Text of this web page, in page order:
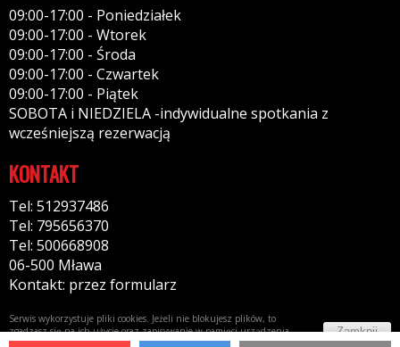
09:00-17:00 - Poniedziałek
09:00-17:00 - Wtorek
09:00-17:00 - Środa
09:00-17:00 - Czwartek
09:00-17:00 - Piątek
SOBOTA i NIEDZIELA -indywidualne spotkania z
wcześniejszą rezerwacją
KONTAKT
Tel: 512937486
Tel: 795656370
Tel: 500668908
06-500 Mława
Kontakt: przez formularz
Serwis wykorzystuje pliki cookies. Jeżeli nie blokujesz plików, to
zgadzasz się na ich użycie oraz zapisywanie w pamięci urządzenia.
Więcej informacji wpolityce prywatności
Zamknij